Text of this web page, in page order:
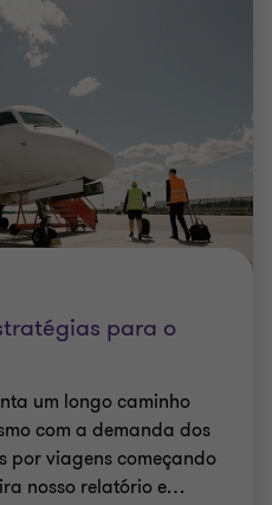
para o
um longo caminho
com a demanda dos
por viagens começando
nosso relatório e…